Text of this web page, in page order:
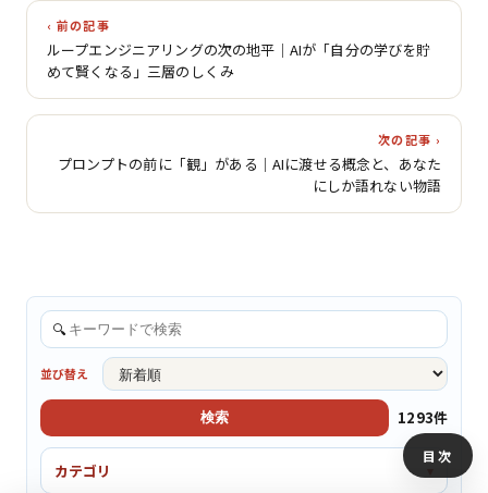
‹ 前の記事
ループエンジニアリングの次の地平｜AIが「自分の学びを貯
めて賢くなる」三層のしくみ
次の記事 ›
プロンプトの前に「観」がある｜AIに渡せる概念と、あなた
にしか語れない物語
🔍
並び替え
検索 1293件
カテゴリ
目次